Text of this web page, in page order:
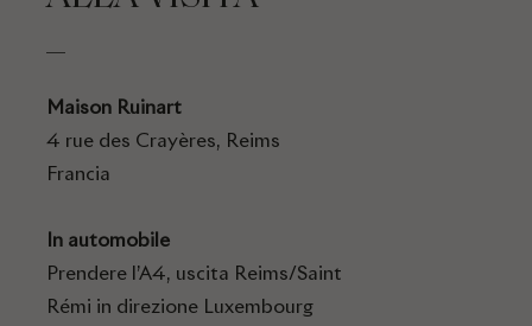
Maison Ruinart
4 rue des Crayères, Reims
Francia
In automobile
Prendere l’A4, uscita Reims/Saint
Rémi in direzione Luxembourg